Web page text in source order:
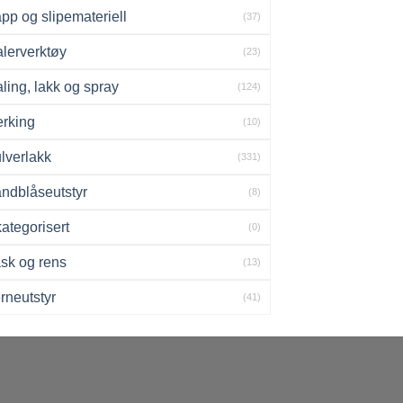
og slipemateriell (37)
(23)
lakk og spray (124)
(10)
(331)
(8)
(0)
og rens (13)
(41)